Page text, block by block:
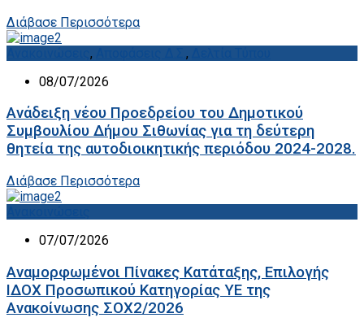
Διάβασε Περισσότερα
, ,
08/07/2026
Ανάδειξη νέου Προεδρείου του Δημοτικού
Συμβουλίου Δήμου Σιθωνίας για τη δεύτερη
θητεία της αυτοδιοικητικής περιόδου 2024-2028.
Διάβασε Περισσότερα
07/07/2026
Αναμορφωμένοι Πίνακες Κατάταξης, Επιλογής
ΙΔΟΧ Προσωπικού Κατηγορίας ΥΕ της
Ανακοίνωσης ΣΟΧ2/2026